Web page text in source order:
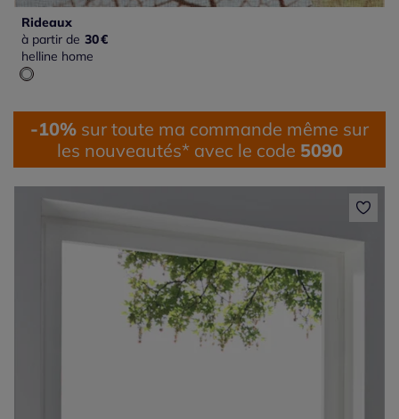
Rideaux
à partir de 30€
helline home
-10% sur toute ma commande même sur
les nouveautés* avec le code 5090